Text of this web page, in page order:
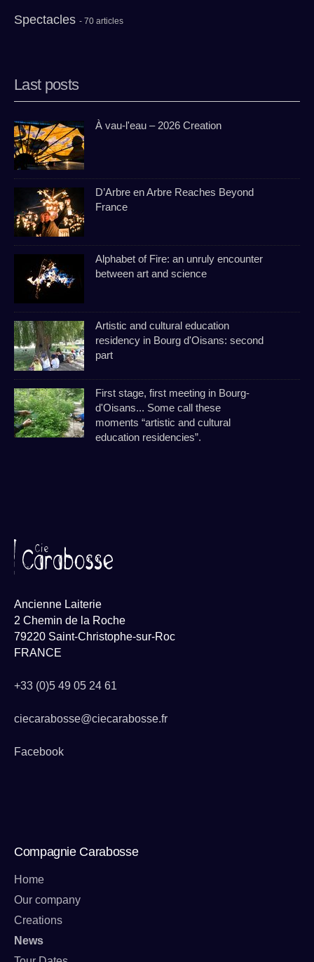
Spectacles - 70 articles
Last posts
À vau-l'eau – 2026 Creation
D’Arbre en Arbre Reaches Beyond
France
Alphabet of Fire: an unruly encounter
between art and science
Artistic and cultural education
residency in Bourg d'Oisans: second
part
First stage, first meeting in Bourg-
d'Oisans... Some call these
moments “artistic and cultural
education residencies”.
Ancienne Laiterie
2 Chemin de la Roche
79220 Saint-Christophe-sur-Roc
FRANCE
+33 (0)5 49 05 24 61
ciecarabosse@ciecarabosse.fr
Facebook
Compagnie Carabosse
Home
Our company
Creations
News